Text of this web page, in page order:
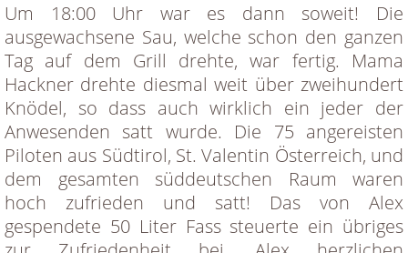
Um 18:00 Uhr war es dann soweit! Die
ausgewachsene Sau, welche schon den ganzen
Tag auf dem Grill drehte, war fertig. Mama
Hackner drehte diesmal weit über zweihundert
Knödel, so dass auch wirklich ein jeder der
Anwesenden satt wurde. Die 75 angereisten
Piloten aus Südtirol, St. Valentin Österreich, und
dem gesamten süddeutschen Raum waren
hoch zufrieden und satt! Das von Alex
gespendete 50 Liter Fass steuerte ein übriges